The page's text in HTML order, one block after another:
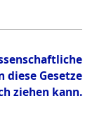
Gesetze
ziehen kann.